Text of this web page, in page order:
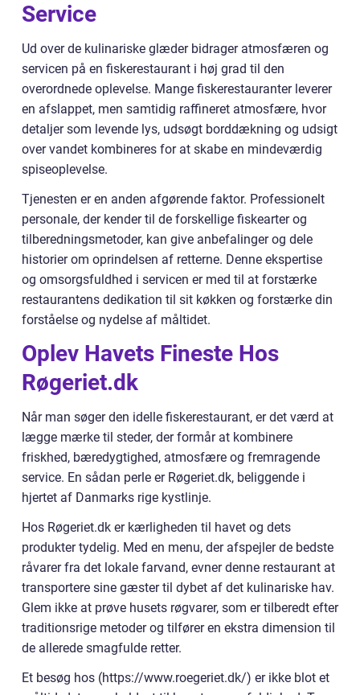
Service
Ud over de kulinariske glæder bidrager atmosfæren og
servicen på en fiskerestaurant i høj grad til den
overordnede oplevelse. Mange fiskerestauranter leverer
en afslappet, men samtidig raffineret atmosfære, hvor
detaljer som levende lys, udsøgt borddækning og udsigt
over vandet kombineres for at skabe en mindeværdig
spiseoplevelse.
Tjenesten er en anden afgørende faktor. Professionelt
personale, der kender til de forskellige fiskearter og
tilberedningsmetoder, kan give anbefalinger og dele
historier om oprindelsen af retterne. Denne ekspertise
og omsorgsfuldhed i servicen er med til at forstærke
restaurantens dedikation til sit køkken og forstærke din
forståelse og nydelse af måltidet.
Oplev Havets Fineste Hos
Røgeriet.dk
Når man søger den idelle fiskerestaurant, er det værd at
lægge mærke til steder, der formår at kombinere
friskhed, bæredygtighed, atmosfære og fremragende
service. En sådan perle er Røgeriet.dk, beliggende i
hjertet af Danmarks rige kystlinje.
Hos Røgeriet.dk er kærligheden til havet og dets
produkter tydelig. Med en menu, der afspejler de bedste
råvarer fra det lokale farvand, evner denne restaurant at
transportere sine gæster til dybet af det kulinariske hav.
Glem ikke at prøve husets røgvarer, som er tilberedt efter
traditionsrige metoder og tilfører en ekstra dimension til
de allerede smagfulde retter.
Et besøg hos (https://www.roegeriet.dk/) er ikke blot et